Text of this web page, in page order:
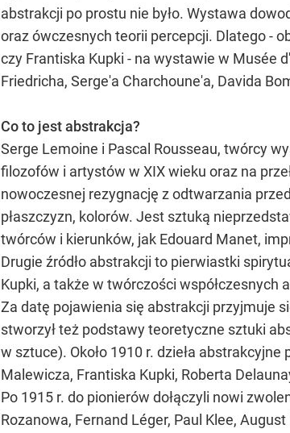
abstrakcji po prostu nie było. Wystawa
oraz ówczesnych teorii percepcji. Dlatego -
czy Frantiska Kupki - na wystawie w Musée
Friedricha, Serge'a Charchoune'a, Davida
Co to jest abstrakcja?
Serge Lemoine i Pascal Rousseau, twórcy
filozofów i artystów w XIX wieku oraz na
nowoczesnej rezygnację z odtwarzania
płaszczyzn, kolorów. Jest sztuką
twórców i kierunków, jak Edouard Manet,
Drugie źródło abstrakcji to pierwiastki
Kupki, a także w twórczości współczesnych
Za datę pojawienia się abstrakcji przyjmuje
stworzył też podstawy teoretyczne sztuki
w sztuce). Około 1910 r. dzieła
Malewicza, Frantiska Kupki, Roberta
Po 1915 r. do pionierów dołączyli nowi
Rozanowa, Fernand Léger, Paul Klee,